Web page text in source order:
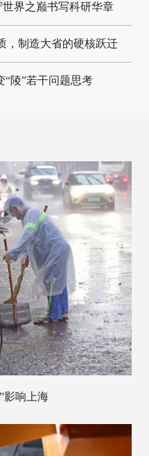
世界之巅书写科研华章
，制造大省的硬核跃迁
“陵”若干问题思考
影响上海